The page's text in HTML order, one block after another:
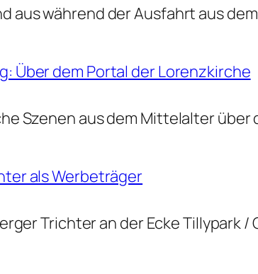
aus während der Ausfahrt aus
Über dem Portal der Lorenzkirche
Szenen aus dem Mittelalter über
als Werbeträger
Trichter an der Ecke Tillypark